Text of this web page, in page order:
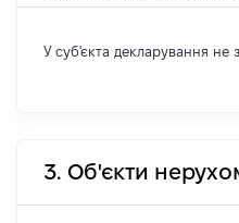
У суб'єкта декларування не
3. Об'єкти